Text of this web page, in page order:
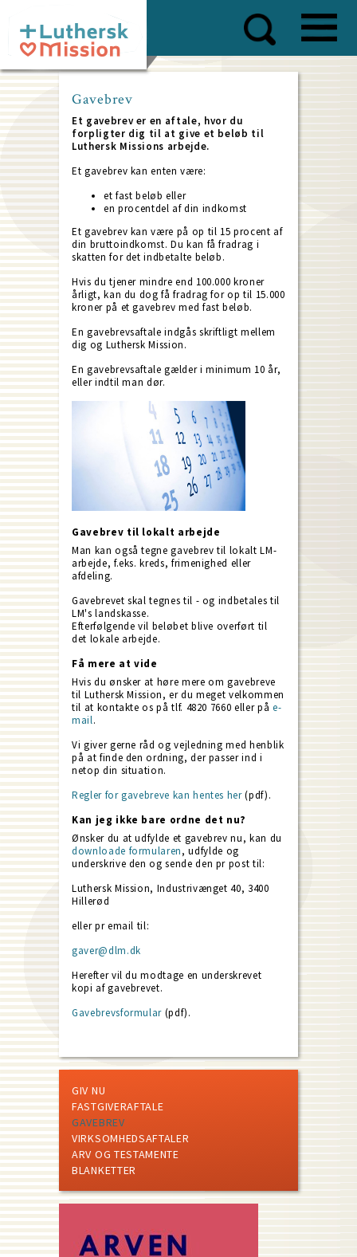
main
content
Gavebrev
Et gavebrev er en aftale, hvor du
forpligter dig til at give et beløb til
Luthersk Missions arbejde.
Et gavebrev kan enten være:
et fast beløb eller
en procentdel af din indkomst
Et gavebrev kan være på op til 15 procent af
din bruttoindkomst. Du kan få fradrag i
skatten for det indbetalte beløb.
Hvis du tjener mindre end 100.000 kroner
årligt, kan du dog få fradrag for op til 15.000
kroner på et gavebrev med fast beløb.
En gavebrevsaftale indgås skriftligt mellem
dig og Luthersk Mission.
En gavebrevsaftale gælder i minimum 10 år,
eller indtil man dør.
Gavebrev til lokalt arbejde
Man kan også tegne gavebrev til lokalt LM-
arbejde, f.eks. kreds, frimenighed eller
afdeling.
Gavebrevet skal tegnes til - og indbetales til
LM's landskasse.
Efterfølgende vil beløbet blive overført til
det lokale arbejde.
Få mere at vide
Hvis du ønsker at høre mere om gavebreve
til Luthersk Mission, er du meget velkommen
til at kontakte os på tlf. 4820 7660 eller på e-
mail.
Vi giver gerne råd og vejledning med henblik
på at finde den ordning, der passer ind i
netop din situation.
Regler for gavebreve kan hentes her(pdf).
Kan jeg ikke bare ordne det nu?
Ønsker du at udfylde et gavebrev nu, kan du
downloade formularen, udfylde og
underskrive den og sende den pr post til:
Luthersk Mission, Industrivænget 40, 3400
Hillerød
eller pr email til:
gaver@dlm.dk
Herefter vil du modtage en underskrevet
kopi af gavebrevet.
Gavebrevsformular (pdf).
GIV NU
FASTGIVERAFTALE
GAVEBREV
VIRKSOMHEDSAFTALER
ARV OG TESTAMENTE
BLANKETTER